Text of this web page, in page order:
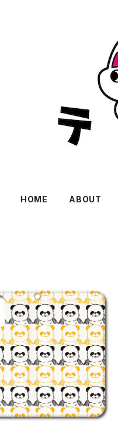
HOME ABOUT